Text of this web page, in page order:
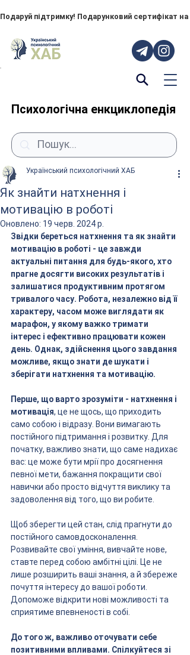
Подаруй підтримку! Подарунковий сертифікат
Психологічна енкциклопедія
Як знайти натхнення і
мотивацію в роботі
Український психологічний ХАБ
Оновлено: 19 черв. 2024 р.
Звідки береться натхнення та як знайти
мотивацію в роботі - це завжди
актуальні питання для будь-якого, хто
прагне досягти високих результатів і
залишатися продуктивним протягом
тривалого часу. Робота, незалежно від її
характеру, часом може виглядати як
марафон, у якому важко тримати
інтерес і ефективно працювати кожен
день. Однак, здійснення цього завдання
можливе, якщо знати де шукати і
зберігати натхнення та мотивацію.
Перше, що варто зрозуміти - натхнення і
мотивація, це не щось, що приходить
само собою і відразу. Вони вимагають
постійного підтримання і розвитку. Для
початку, важливо знати, що саме надихає
вас: це може бути мрії про досягнення
певної мети, бажання покращити свої
навички або просто відчуття виклику та
задоволення від того, що ви робите.
Щоб зберегти цей стан, слід прагнути до
постійного самовдосконалення.
Розвивайте свої уміння, вивчайте нове,
ставте перед собою амбітні цілі. Це не
лише розширить ваші знання, а й збереже
почуття інтересу до вашої роботи.
Допоможе відкрити нові можливості та
сприятиме впевненості в собі.
До того ж, важливо оточувати себе
позитивними впливами. Спілкуйтеся зі